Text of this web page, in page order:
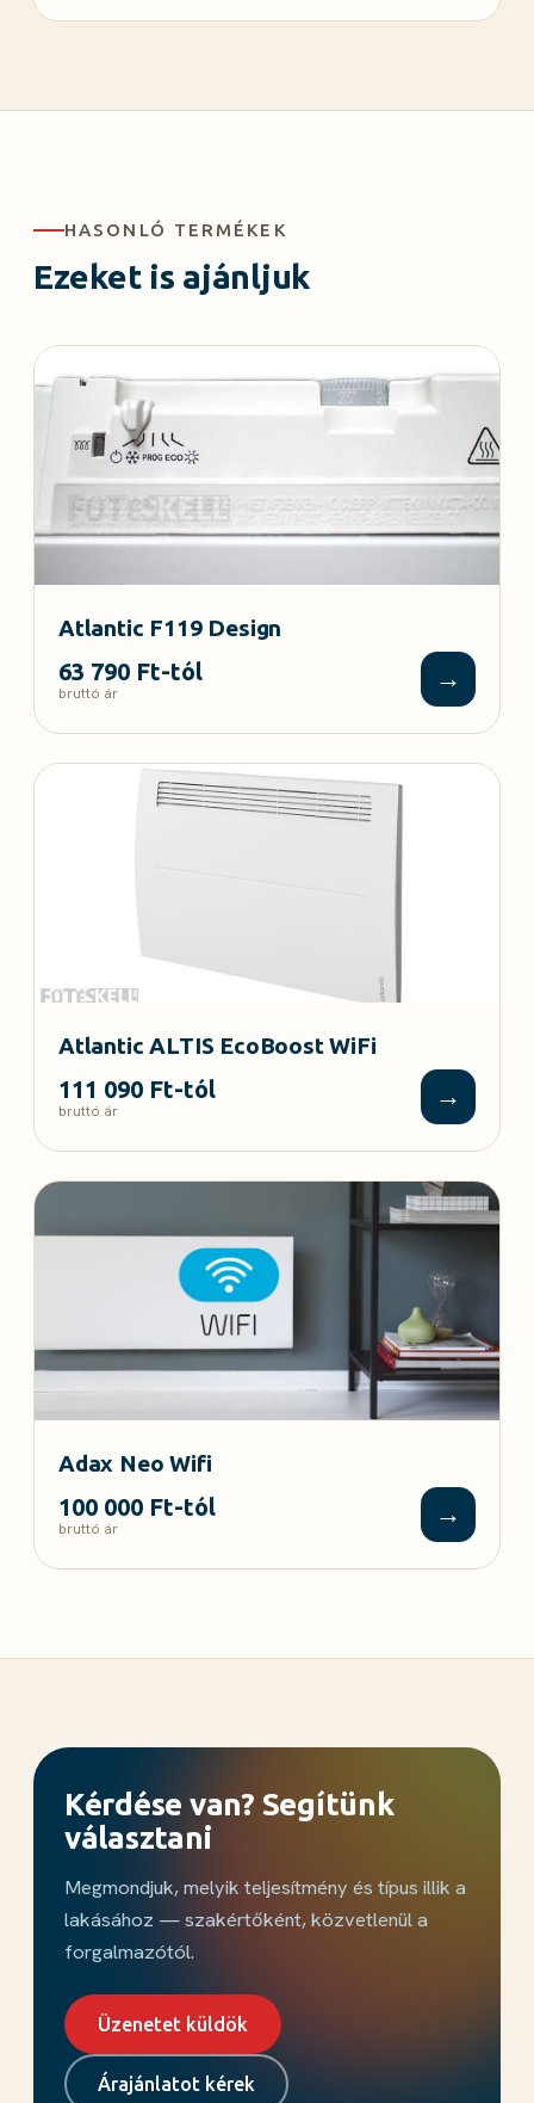
HASONLÓ TERMÉKEK
Ezeket is ajánljuk
Atlantic F119 Design
63 790 Ft-tól
bruttó ár →
Atlantic ALTIS EcoBoost WiFi
111 090 Ft-tól
bruttó ár →
Adax Neo Wifi
100 000 Ft-tól
bruttó ár →
Kérdése van? Segítünk
választani
Megmondjuk, melyik teljesítmény és típus illik a
lakásához — szakértőként, közvetlenül a
forgalmazótól.
Üzenetet küldök
Árajánlatot kérek